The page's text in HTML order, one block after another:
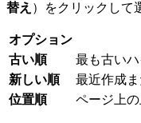
替え ）をクリックして
オプション
古い順
最も古いハ
新しい順
最近作成
位置順
ページ上